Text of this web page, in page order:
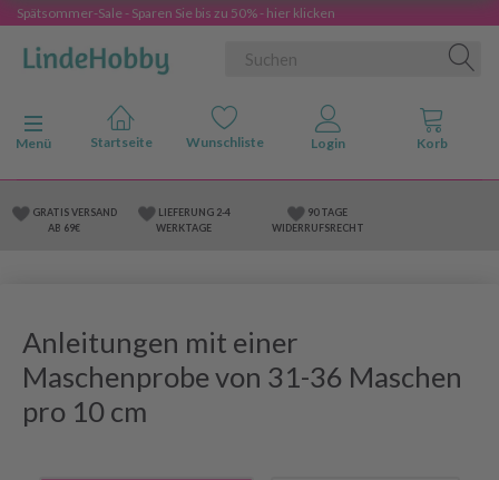
Spätsommer-Sale - Sparen Sie bis zu 50% - hier klicken
Anzeige ändern
Menü
GRATIS VERSAND
AB 69€
LIEFERUNG 2-4
WERKTAGE
90 TAGE
WIDERRUFSRECHT
Anleitungen mit einer
Maschenprobe von 31-36 Maschen
pro 10 cm